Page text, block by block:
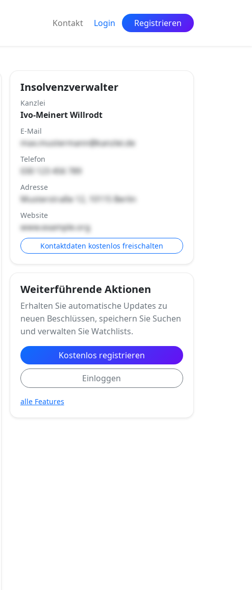
Kontakt Login Registrieren
Insolvenzverwalter
Kanzlei
Ivo-Meinert Willrodt
E-Mail
max.mustermann@kanzlei.de
Telefon
030 123 456 789
Adresse
Musterstraße 12, 10115 Berlin
Website
www.example.org
Kontaktdaten kostenlos freischalten
Weiterführende Aktionen
Erhalten Sie automatische Updates zu
neuen Beschlüssen, speichern Sie Suchen
und verwalten Sie Watchlists.
Kostenlos registrieren
Einloggen
alle Features